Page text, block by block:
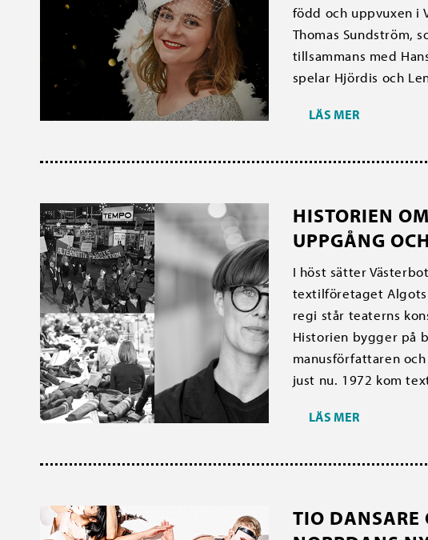
född och uppvuxen i
Thomas Sundström,
tillsammans med
spelar Hjördis och
LÄS MER
HISTORIEN
UPPGÅNG
I höst sätter
textilföretaget Algots
regi står teaterns
Historien bygger på
manusförfattaren
just nu. 1972 kom
LÄS MER
TIO DANSARE